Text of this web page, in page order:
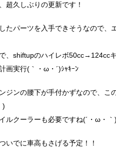
超久しぶりの更新です！
たパーツを入手できそうなので、
、shiftupのハイレボ50cc→124cc
画実行(｀・ω・´)ｼｬｷｰﾝ
ジンの腰下が手付かずなので、こ
)
ルクーラーも必要ですね(´・ω・｀)
いでに車高もさげる予定！！